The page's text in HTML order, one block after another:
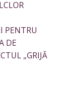
PENTRU
DE
„GRIJĂ